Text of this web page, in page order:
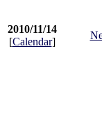
2010/11/14
[Calendar]